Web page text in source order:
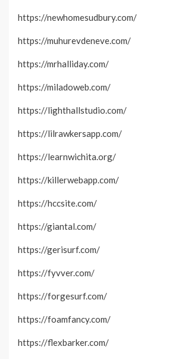
https://newhomesudbury.com/
https://muhurevdeneve.com/
https://mrhalliday.com/
https://miladoweb.com/
https://lighthallstudio.com/
https://lilrawkersapp.com/
https://learnwichita.org/
https://killerwebapp.com/
https://hccsite.com/
https://giantal.com/
https://gerisurf.com/
https://fyvver.com/
https://forgesurf.com/
https://foamfancy.com/
https://flexbarker.com/